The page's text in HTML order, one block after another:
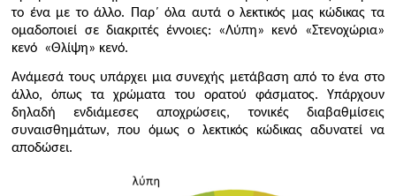
το ένα με το άλλο. Παρ΄ όλα αυτά ο λεκτικός μας κώδικας τα
ομαδοποιεί σε διακριτές έννοιες: «Λύπη» κενό «Στενοχώρια»
κενό «Θλίψη» κενό.
Ανάμεσά τους υπάρχει μια συνεχής μετάβαση από το ένα στο
άλλο, όπως τα χρώματα του ορατού φάσματος. Υπάρχουν
δηλαδή ενδιάμεσες αποχρώσεις, τονικές διαβαθμίσεις
συναισθημάτων, που όμως ο λεκτικός κώδικας αδυνατεί να
αποδώσει.